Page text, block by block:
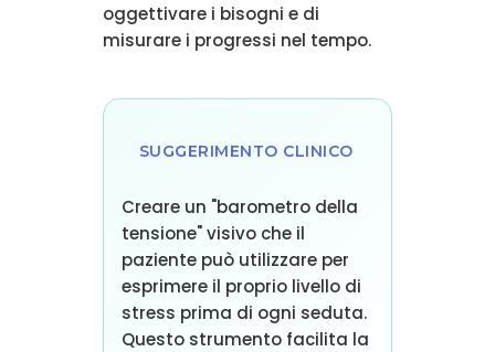
oggettivare i bisogni e di
misurare i progressi nel tempo.
SUGGERIMENTO CLINICO
Creare un "barometro della
tensione" visivo che il
paziente può utilizzare per
esprimere il proprio livello di
stress prima di ogni seduta.
Questo strumento facilita la